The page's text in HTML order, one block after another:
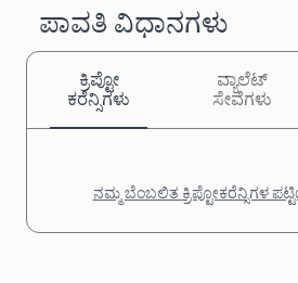
ಪಾವತಿ ವಿಧಾನಗಳು
ಕ್ರಿಪ್ಟೋ
ಕರೆನ್ಸಿಗಳು
ವ್ಯಾಲೆಟ್
ಸೇವೆಗಳು
ನಮ್ಮ ಬೆಂಬಲಿತ ಕ್ರಿಪ್ಟೋಕರೆನ್ಸಿಗಳ